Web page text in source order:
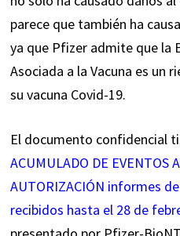
parece que también ha
ya que Pfizer admite que la
Asociada a la Vacuna es un
su vacuna Covid-19.
El documento confidencial
ACUMULADO DE EVENTOS
AUTORIZACIÓN informes
recibidos hasta el 28 de